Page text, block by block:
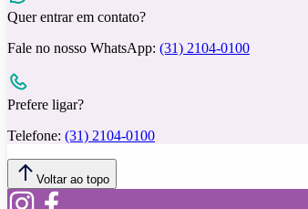
Quer entrar em contato?
Fale no nosso WhatsApp: (31) 2104-0100
Prefere ligar?
Telefone: (31) 2104-0100
Voltar ao topo